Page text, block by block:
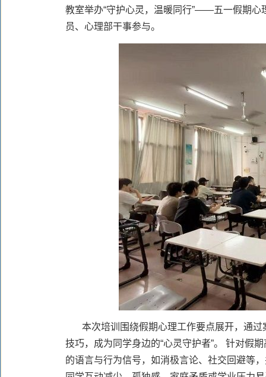
教室举办“守护心灵，温暖同行”——五一假期心
员、心理部干事参与。
本次培训围绕假期心理工作要点展开，通
技巧，成为同学身边的“心灵守护者”。 针对假
的语言与行为信号，如消极言论、社交回避等